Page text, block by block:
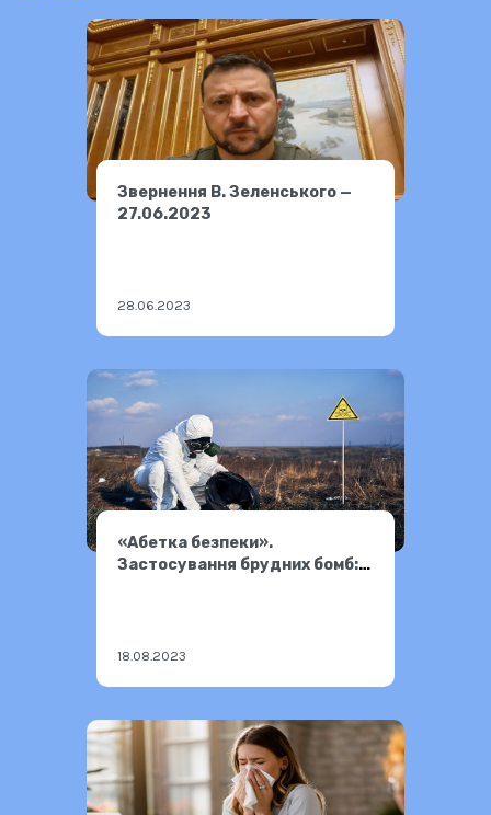
Звернення В. Зеленського —
27.06.2023
28.06.2023
«Абетка безпеки».
Застосування брудних бомб:
18.08.2023